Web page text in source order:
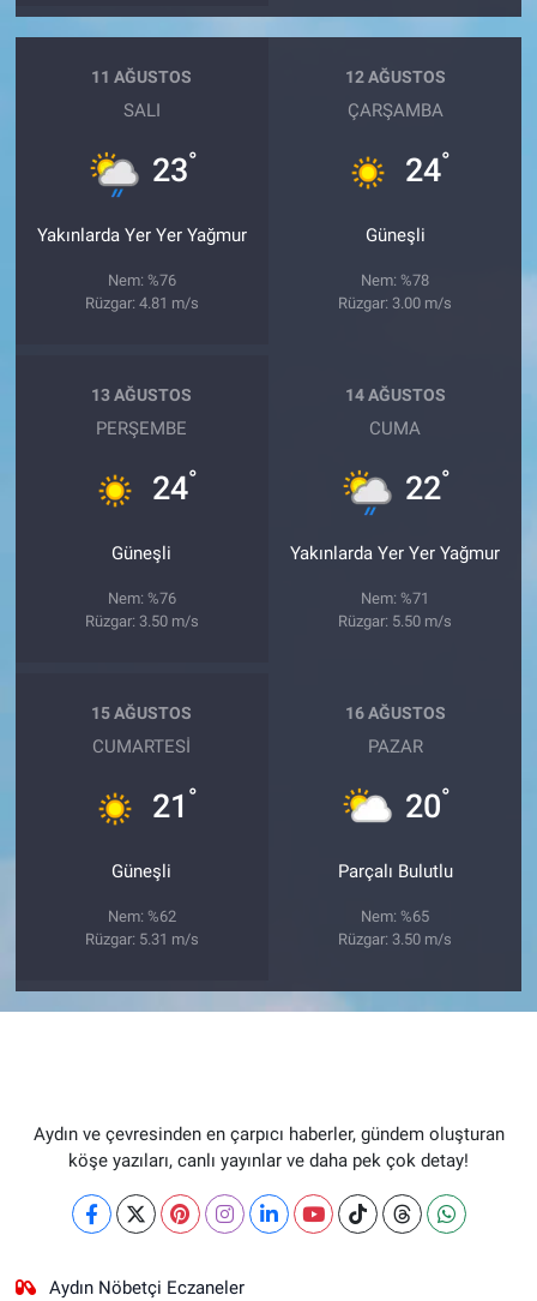
11 AĞUSTOS
SALI
23°
Yakınlarda Yer Yer Yağmur
Nem: %76
Rüzgar: 4.81 m/s
12 AĞUSTOS
ÇARŞAMBA
24°
Güneşli
Nem: %78
Rüzgar: 3.00 m/s
13 AĞUSTOS
PERŞEMBE
24°
Güneşli
Nem: %76
Rüzgar: 3.50 m/s
14 AĞUSTOS
CUMA
22°
Yakınlarda Yer Yer Yağmur
Nem: %71
Rüzgar: 5.50 m/s
15 AĞUSTOS
CUMARTESI
21 °
Güneşli
Nem: %62
Rüzgar: 5.31 m/s
16 AĞUSTOS
PAZAR
20°
Parçalı Bulutlu
Nem: %65
Rüzgar: 3.50 m/s
Aydın ve çevresinden en çarpıcı haberler, gündem oluşturan
köşe yazıları, canlı yayınlar ve daha pek çok detay!
Aydın Nöbetçi Eczaneler